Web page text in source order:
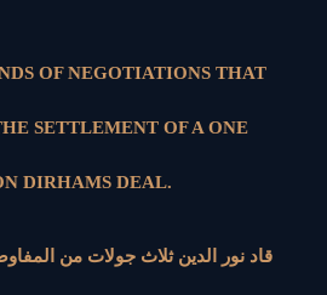
OF NEGOTIATIONS THAT
SETTLEMENT OF A ONE
DIRHAMS DEAL.
قاد نور الدين ثلاث جولات من